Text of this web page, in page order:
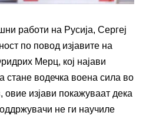
работи на Русија, Сергеј
по повод изјавите на
Мерц, кој најави
стане водечка воена сила во
изјави покажуваат дека
не ги научиле